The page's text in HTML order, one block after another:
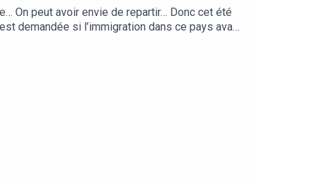
On peut avoir envie de repartir… Donc cet été
demandée si l’immigration dans ce pays avait
Montréal et qui a créé avec son associé
les diffusions d’épisodes plus espacées
le